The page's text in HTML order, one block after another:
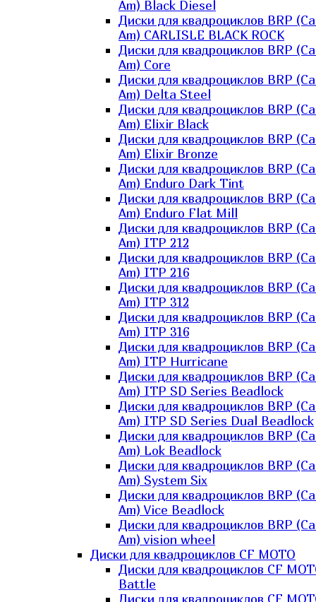
Am) Black Diesel
Диски для квадроциклов BRP
Am) CARLISLE BLACK ROCK
Диски для квадроциклов BRP
Am) Core
Диски для квадроциклов BRP
Am) Delta Steel
Диски для квадроциклов BRP
Am) Elixir Black
Диски для квадроциклов BRP
Am) Elixir Bronze
Диски для квадроциклов BRP
Am) Enduro Dark Tint
Диски для квадроциклов BRP
Am) Enduro Flat Mill
Диски для квадроциклов BRP
Am) ITP 212
Диски для квадроциклов BRP
Am) ITP 216
Диски для квадроциклов BRP
Am) ITP 312
Диски для квадроциклов BRP
Am) ITP 316
Диски для квадроциклов BRP
Am) ITP Hurricane
Диски для квадроциклов BRP
Am) ITP SD Series Beadlock
Диски для квадроциклов BRP
Am) ITP SD Series Dual Beadlock
Диски для квадроциклов BRP
Am) Lok Beadlock
Диски для квадроциклов BRP
Am) System Six
Диски для квадроциклов BRP
Am) Vice Beadlock
Диски для квадроциклов BRP
Am) vision wheel
Диски для квадроциклов CF MOTO
Диски для квадроциклов CF
Battle
Диски для квадроциклов CF